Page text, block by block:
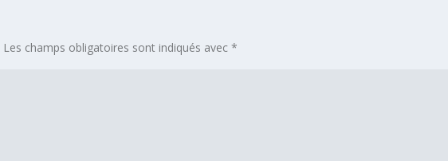
Les champs obligatoires sont indiqués avec*